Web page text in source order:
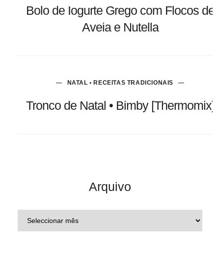
Bolo de Iogurte Grego com Flocos de
Aveia e Nutella
NATAL • RECEITAS TRADICIONAIS
Tronco de Natal • Bimby [Thermomix]
Arquivo